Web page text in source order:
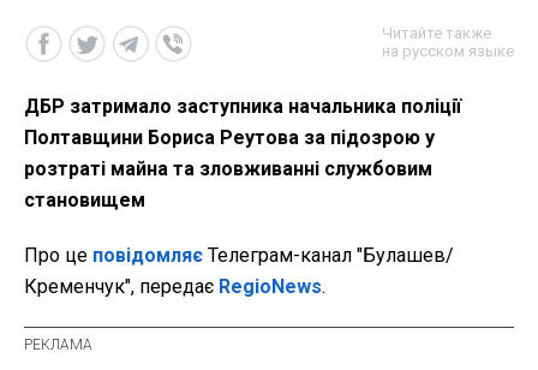
Читайте также
на русском языке
ДБР затримало заступника начальника поліції
Полтавщини Бориса Реутова за підозрою у
розтраті майна та зловживанні службовим
становищем
Про це повідомляє Телеграм-канал "Булашев/
Кременчук", передає RegioNews.